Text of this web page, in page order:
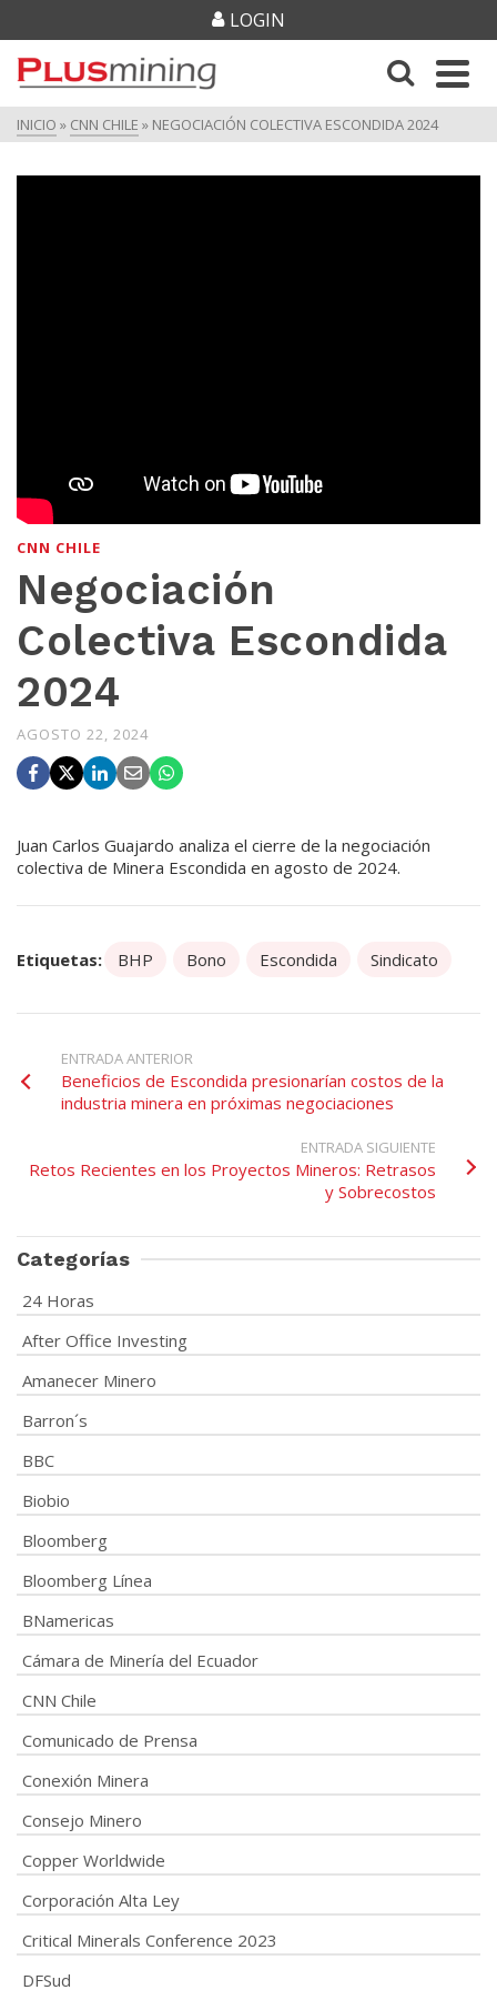
LOGIN
INICIO » CNN CHILE » NEGOCIACIÓN COLECTIVA ESCONDIDA 2024
CNN CHILE
Negociación
Colectiva Escondida
2024
AGOSTO 22, 2024
Juan Carlos Guajardo analiza el cierre de la negociación
colectiva de Minera Escondida en agosto de 2024.
Etiquetas: BHP Bono Escondida Sindicato
ENTRADA ANTERIOR
Beneficios de Escondida presionarían costos de la
industria minera en próximas negociaciones
ENTRADA SIGUIENTE
Retos Recientes en los Proyectos Mineros: Retrasos
y Sobrecostos
Categorías
24 Horas
After Office Investing
Amanecer Minero
Barron´s
BBC
Biobio
Bloomberg
Bloomberg Línea
BNamericas
Cámara de Minería del Ecuador
CNN Chile
Comunicado de Prensa
Conexión Minera
Consejo Minero
Copper Worldwide
Corporación Alta Ley
Critical Minerals Conference 2023
DFSud